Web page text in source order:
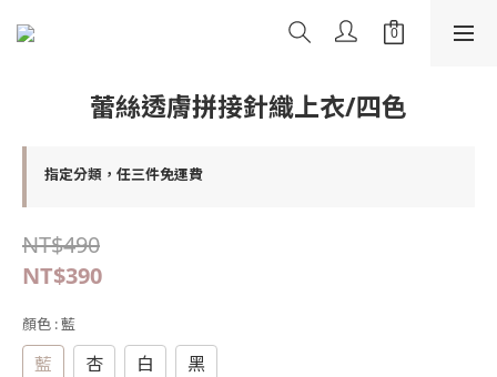
蕾絲透膚拼接針織上衣/四色
指定分類，任三件免運費
NT$490
NT$390
顏色 : 藍
藍 杏 白 黑